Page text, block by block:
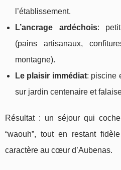
l’établissement.
L’ancrage ardéchois:
(pains artisanaux,
montagne).
Le plaisir immédiat: piscine
sur jardin centenaire et
Résultat : un séjour qui
“waouh”, tout en restant
caractère au cœur d’Aubenas.